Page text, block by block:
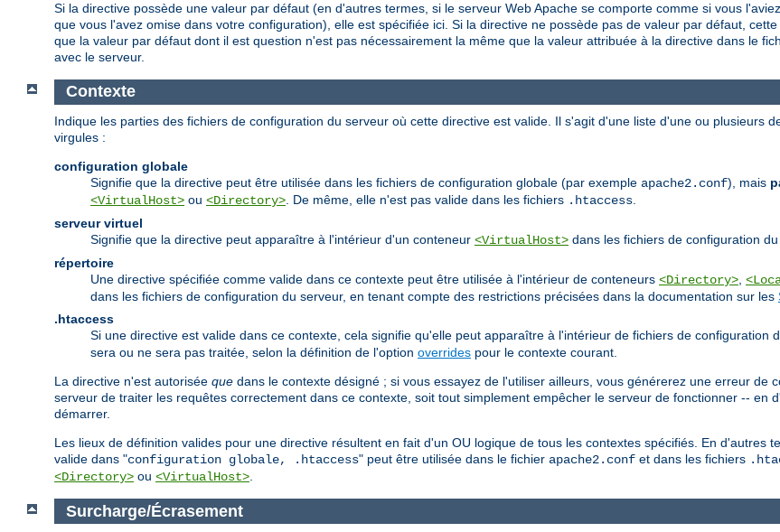
Si la directive possède une valeur par défaut (en d'autres termes, si le serveur Web Apache se comporte comme si vous
que vous l'avez omise dans votre configuration), elle est spécifiée ici. Si la directive ne possède pas de valeur par défaut,
que la valeur par défaut dont il est question n'est pas nécessairement la même que la valeur attribuée à la directive dans le
avec le serveur.
Contexte
Indique les parties des fichiers de configuration du serveur où cette directive est valide. Il s'agit d'une liste d'une ou plusieurs
virgules :
configuration globale
Signifie que la directive peut être utilisée dans les fichiers de configuration globale (par exemple apache2.conf), mais
<VirtualHost> ou <Directory> . De même, elle n'est pas valide dans les fichiers .htaccess
serveur virtuel
Signifie que la directive peut apparaître à l'intérieur d'un conteneur <VirtualHost> dans les fichiers de configuration du
répertoire
Une directive spécifiée comme valide dans ce contexte peut être utilisée à l'intérieur de conteneurs <Directory>
dans les fichiers de configuration du serveur, en tenant compte des restrictions précisées dans la documentation sur les
.htaccess
Si une directive est valide dans ce contexte, cela signifie qu'elle peut apparaître à l'intérieur de fichiers de configuration
sera ou ne sera pas traitée, selon la définition de l'option overrides pour le contexte courant.
La directive n'est autorisée que dans le contexte désigné ; si vous essayez de l'utiliser ailleurs, vous générerez une erreur de
serveur de traiter les requêtes correctement dans ce contexte, soit tout simplement empêcher le serveur de fonctionner -- en
démarrer.
Les lieux de définition valides pour une directive résultent en fait d'un OU logique de tous les contextes spécifiés. En d'autres
valide dans "configuration globale, .htaccess" peut être utilisée dans le fichier apache2.conf et dans les fichiers
<Directory> ou <VirtualHost>
Surcharge/Écrasement